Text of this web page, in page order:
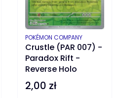
Crustle (PAR 007) -
Paradox Rift -
Reverse Holo
PRODUCENT
POKÉMON COMPANY
Cena
2,00 zł